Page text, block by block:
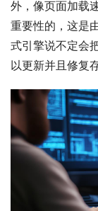
外，像页面加载
重要性的，这是
式引擎说不定会
以更新并且修复